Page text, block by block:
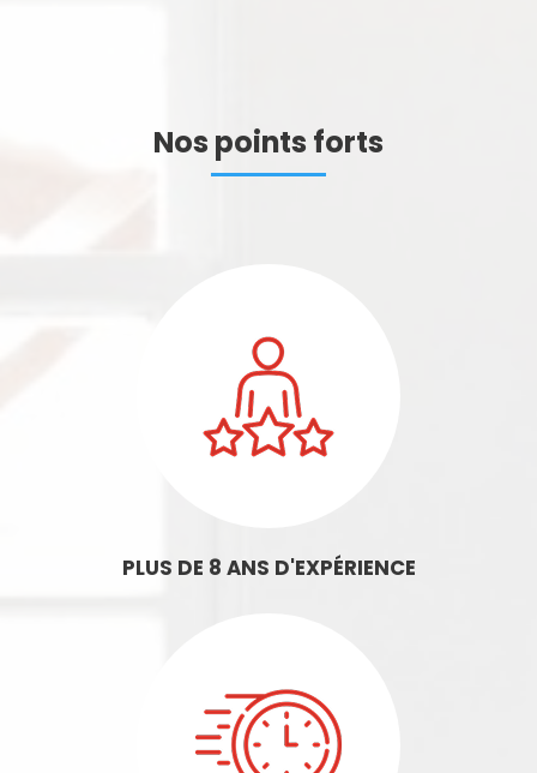
Nos points forts
PLUS DE 8 ANS D'EXPÉRIENCE